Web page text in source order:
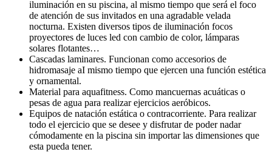
iluminación en su piscina, al mismo tiempo que será el foco
de atención de sus invitados en una agradable velada
nocturna. Existen diversos tipos de iluminación focos
proyectores de luces led con cambio de color, lámparas
solares flotantes…
Cascadas laminares. Funcionan como accesorios de
hidromasaje aI mismo tiempo que ejercen una función estética
y ornamental.
Material para aquafitness. Como mancuernas acuáticas o
pesas de agua para realizar ejercicios aeróbicos.
Equipos de natación estática o contracorriente. Para realizar
todo el ejercicio que se desee y disfrutar de poder nadar
cómodamente en la piscina sin importar las dimensiones que
esta pueda tener.